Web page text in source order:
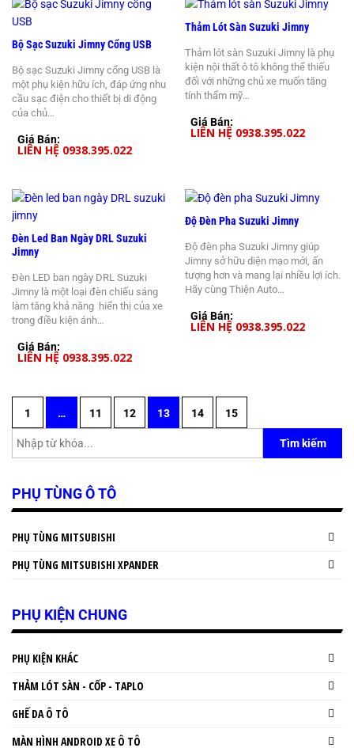
Bộ Sạc Suzuki Jimny Cổng USB
Bộ sạc Suzuki Jimny cổng USB là
một phụ kiện hữu ích, đáp ứng nhu
cầu sạc điện cho thiết bị di động
của chủ…
Giá Bán:
LIÊN HỆ 0938.395.022
Thảm Lót Sàn Suzuki Jimny
Thảm lót sàn Suzuki Jimny là phụ
kiện nội thất ô tô không thể thiếu
đối với những chủ xe muốn tăng
tính thẩm mỹ…
Giá Bán:
LIÊN HỆ 0938.395.022
Đèn Led Ban Ngày DRL Suzuki
Jimny
Đèn LED ban ngày DRL Suzuki
Jimny là một loại đèn chiếu sáng
làm tăng khả năng hiển thị của xe
trong điều kiện ánh…
Giá Bán:
LIÊN HỆ 0938.395.022
Độ Đèn Pha Suzuki Jimny
Độ đèn pha Suzuki Jimny giúp
Jimny sở hữu diện mạo mới, ấn
tượng hơn và mang lại nhiều lợi ích.
Hãy cùng Thiện Auto…
Giá Bán:
LIÊN HỆ 0938.395.022
1 … 11 12 13 14 15
Tìm kiếm
PHỤ TÙNG Ô TÔ
PHỤ TÙNG MITSUBISHI
PHỤ TÙNG MITSUBISHI XPANDER
PHỤ KIỆN CHUNG
PHỤ KIỆN KHÁC
THẢM LÓT SÀN - CỐP - TAPLO
GHẾ DA Ô TÔ
MÀN HÌNH ANDROID XE Ô TÔ